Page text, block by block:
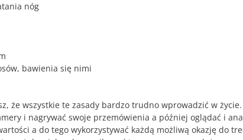
nóg
bawienia się nimi
że wszystkie te zasady bardzo trudno wprowadzić w
i nagrywać swoje przemówienia a później oglądać i
a do tego wykorzystywać każdą możliwą okazję do